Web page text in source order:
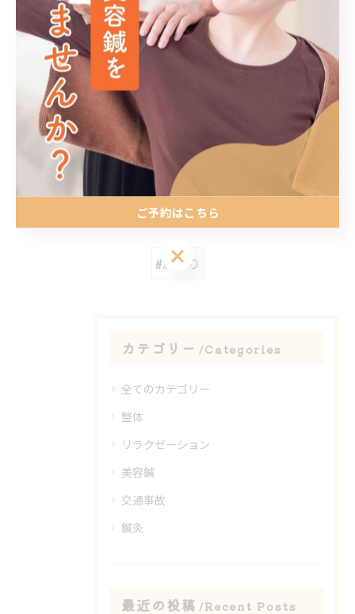
#肩こり #肩甲骨 #南福岡整骨院 #春日市整骨院 #大野城
市整骨院
< 前のページ 一覧に戻る 次のページ >
関連タグ
#肩こり
カテゴリー Categories
全てのカテゴリー
整体
リラクゼーション
美容鍼
交通事故
鍼灸
最近の投稿 Recent Posts
ご予約はこちら
ご予約はこちら